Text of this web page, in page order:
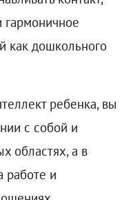
гармоничное
как дошкольного
ребенка, вы
с собой и
областях, а в
работе и